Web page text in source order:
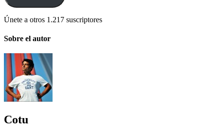
Únete a otros 1.217 suscriptores
Sobre el autor
Cotu